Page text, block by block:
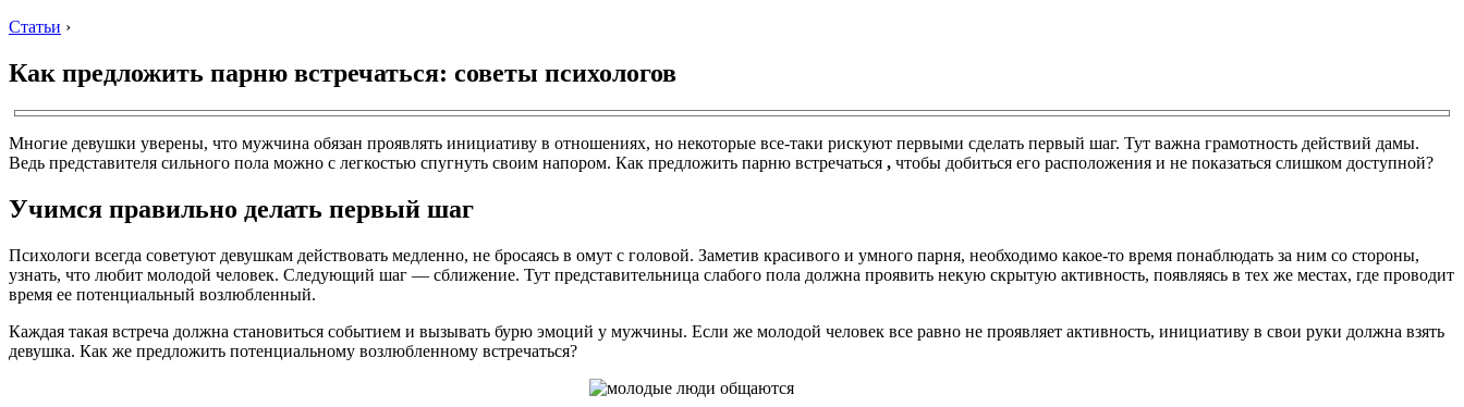
Статьи ›
Как предложить парню встречаться: советы психологов
Многие девушки уверены, что мужчина обязан проявлять инициативу в отношениях, но некоторые все-таки рискуют первыми сделать первый шаг. Тут важна грамотность действий дамы.
Ведь представителя сильного пола можно с легкостью спугнуть своим напором. Как предложить парню встречаться , чтобы добиться его расположения и не показаться слишком доступной?
Учимся правильно делать первый шаг
Психологи всегда советуют девушкам действовать медленно, не бросаясь в омут с головой. Заметив красивого и умного парня, необходимо какое-то время понаблюдать за ним со стороны,
узнать, что любит молодой человек. Следующий шаг — сближение. Тут представительница слабого пола должна проявить некую скрытую активность, появляясь в тех же местах, где проводит
время ее потенциальный возлюбленный.
Каждая такая встреча должна становиться событием и вызывать бурю эмоций у мужчины. Если же молодой человек все равно не проявляет активность, инициативу в свои руки должна взять
девушка. Как же предложить потенциальному возлюбленному встречаться?